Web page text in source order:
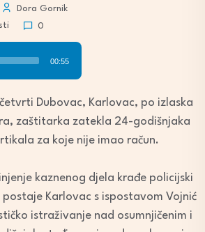
Dora Gornik
0
00:55
Dubovac, Karlovac, po izlaska
zaštitarka zatekla 24-godišnjaka
za koje nije imao račun.
kaznenog djela krađe policijski
postaje Karlovac s ispostavom Vojnić
istraživanje nad osumnjičenim i